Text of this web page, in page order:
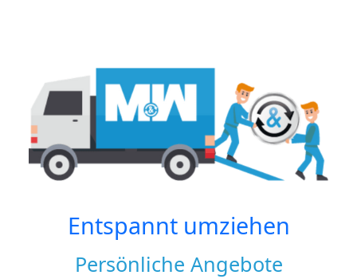
Entspannt umziehen
Persönliche Angebote